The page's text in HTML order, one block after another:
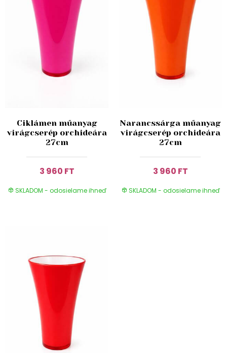
Ciklámen műanyag
virágcserép orchideára
27cm
3 960 FT
SKLADOM - odosielame ihneď
Narancssárga műanyag
virágcserép orchideára
27cm
3 960 FT
SKLADOM - odosielame ihneď